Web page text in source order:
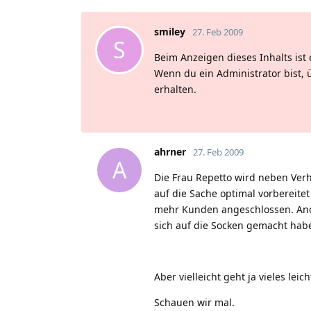
S
smiley 27. Feb 2009
Beim Anzeigen dieses Inhalts
Wenn du ein Administrator bist,
erhalten.
A
ahrner 27. Feb 2009
Die Frau Repetto wird neben
auf die Sache optimal
mehr Kunden angeschlossen.
sich auf die Socken gemacht
Aber vielleicht geht ja vieles
Schauen wir mal.